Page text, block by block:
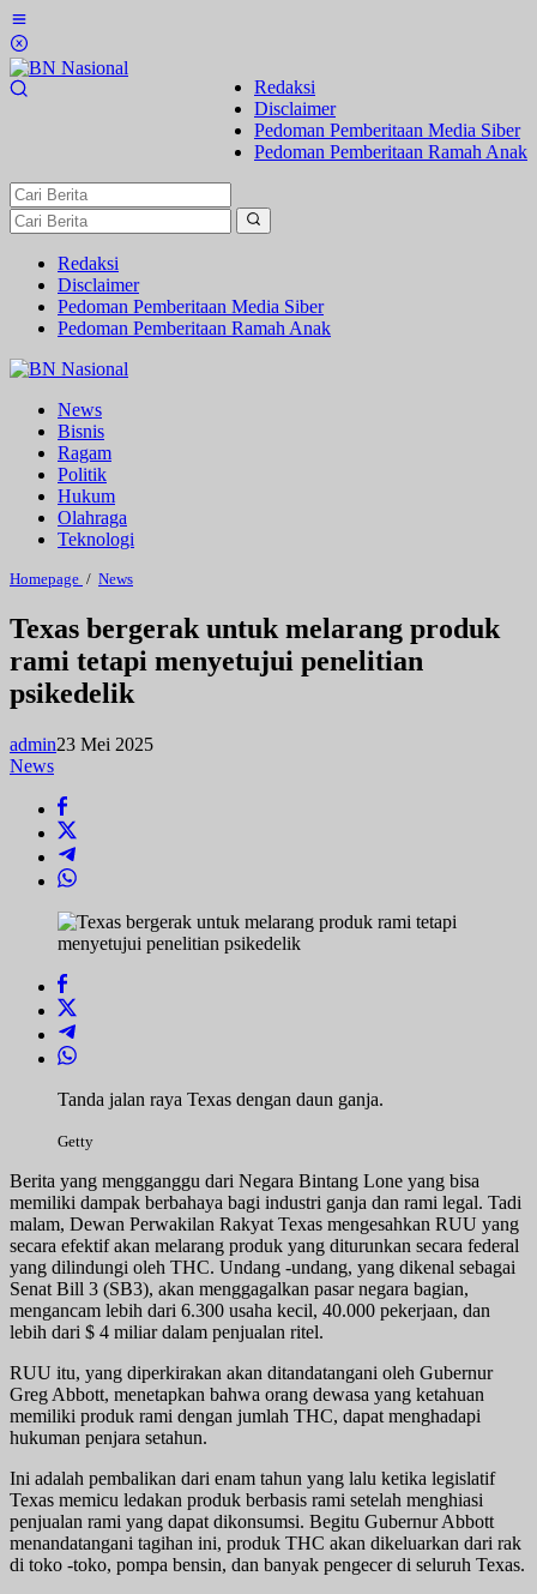
Lewati
ke
konten
Redaksi
Disclaimer
Pedoman Pemberitaan Media Siber
Pedoman Pemberitaan Ramah Anak
Redaksi
Disclaimer
Pedoman Pemberitaan Media Siber
Pedoman Pemberitaan Ramah Anak
News
Bisnis
Ragam
Politik
Hukum
Olahraga
Teknologi
Homepage / NewsTexas
melarang
produk
rami
tetapi
psikedelik
Texas bergerak untuk melarang produk
rami tetapi menyetujui penelitian
psikedelik
admin23 Mei 2025
News
Tanda jalan raya Texas dengan daun ganja.
Getty
Berita yang mengganggu dari Negara Bintang Lone yang bisa
memiliki dampak berbahaya bagi industri ganja dan rami legal. Tadi
malam, Dewan Perwakilan Rakyat Texas mengesahkan RUU yang
secara efektif akan melarang produk yang diturunkan secara federal
yang dilindungi oleh THC. Undang -undang, yang dikenal sebagai
Senat Bill 3 (SB3), akan menggagalkan pasar negara bagian,
mengancam lebih dari 6.300 usaha kecil, 40.000 pekerjaan, dan
lebih dari $ 4 miliar dalam penjualan ritel.
RUU itu, yang diperkirakan akan ditandatangani oleh Gubernur
Greg Abbott, menetapkan bahwa orang dewasa yang ketahuan
memiliki produk rami dengan jumlah THC, dapat menghadapi
hukuman penjara setahun.
Ini adalah pembalikan dari enam tahun yang lalu ketika legislatif
Texas memicu ledakan produk berbasis rami setelah menghiasi
penjualan rami yang dapat dikonsumsi. Begitu Gubernur Abbott
menandatangani tagihan ini, produk THC akan dikeluarkan dari rak
di toko -toko, pompa bensin, dan banyak pengecer di seluruh Texas.